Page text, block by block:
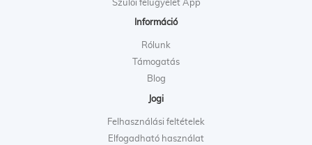
Szülői felügyelet App
Információ
Rólunk
Támogatás
Blog
Jogi
Felhasználási feltételek
Elfogadható használat